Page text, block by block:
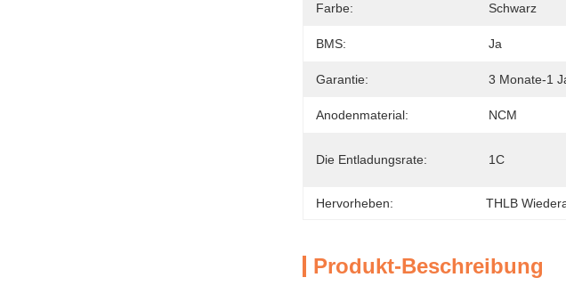
Farbe: Schwarz
BMS: Ja
Garantie: 3 Monate-1
Anodenmaterial: NCM
Die Entladungsrate: 1C
Hervorheben: THLB
Produkt-Beschreibung